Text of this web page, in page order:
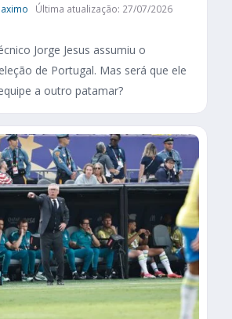
Última atualização: 27/07/2026
Jorge Jesus assumiu o
de Portugal. Mas será que ele
a outro patamar?